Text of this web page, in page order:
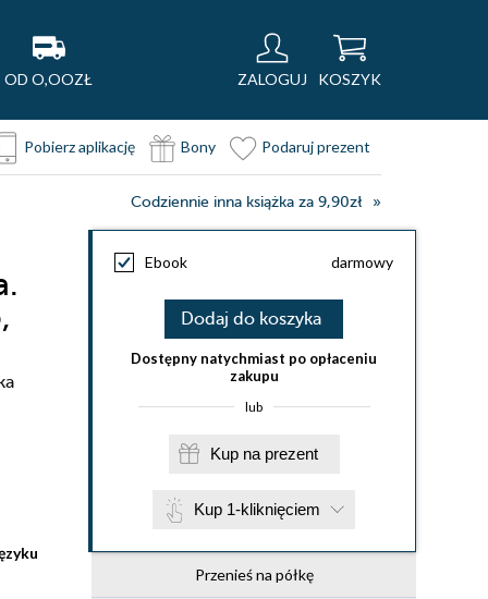
OD O,OOZŁ ZALOGUJ KOSZYK
Pobierz aplikację Bony Podaruj prezent
Codziennie inna książka za 9,90zł
Ebook darmowy
Dodaj do koszyka
Dostępny natychmiast po opłaceniu
zakupu
lub
Kup na prezent
Kup 1-kliknięciem
Przenieś na półkę